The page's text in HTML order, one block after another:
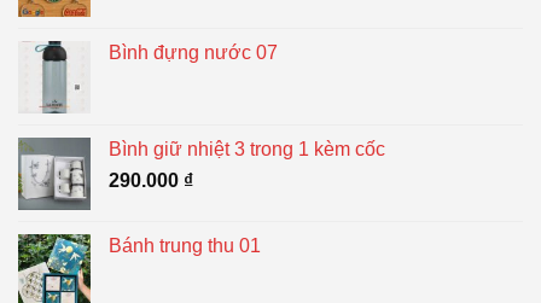
Bình đựng nước 07
Bình giữ nhiệt 3 trong 1 kèm cốc
290.000 ₫
Bánh trung thu 01